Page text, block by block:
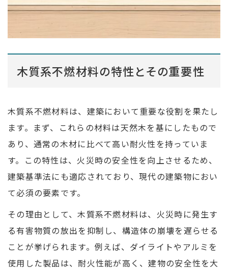
木質系不燃材料の特性とその重要性
木質系不燃材料は、建築において重要な役割を果たし
ます。まず、これらの材料は天然木を基にしたもので
あり、通常の木材に比べて高い耐火性を持っていま
す。この特性は、火災時の安全性を向上させるため、
建築基準法にも適応されており、現代の建築物におい
て必須の要素です。
その理由として、木質系不燃材料は、火災時に発生す
る有害物質の放出を抑制し、構造体の崩壊を遅らせる
ことが挙げられます。例えば、ダイライトやアルミを
使用した製品は、耐火性能が高く、建物の安全性を大